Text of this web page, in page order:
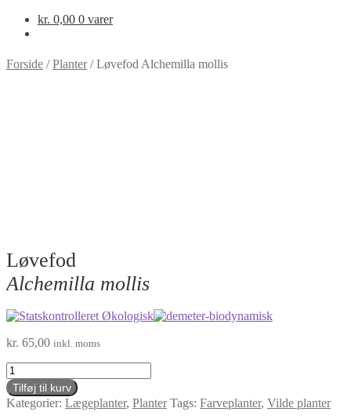
kr. 0,00 0 varer
Forside /Planter/Løvefod Alchemilla mollis
Løvefod
Alchemilla mollis
kr. 65,00 inkl. moms
Løvefod
Alchemilla
mollis
antal
Tilføj til kurv
Kategorier: Lægeplanter, Planter Tags: Farveplanter, Vilde planter